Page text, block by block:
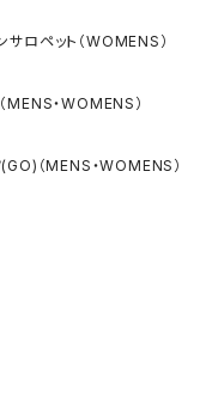
ロペット（WOMENS）
・WOMENS）
（MENS・WOMENS）